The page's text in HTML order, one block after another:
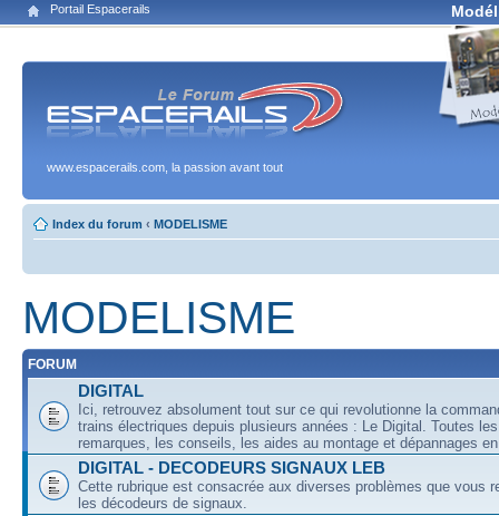
Portail Espacerails
www.espacerails.com, la passion avant tout
Index du forum ‹ MODELISME
MODELISME
FORUM
DIGITAL
Ici, retrouvez absolument tout sur ce qui revolutionne la
trains électriques depuis plusieurs années : Le Digital. Toutes
remarques, les conseils, les aides au montage et dépannages
DIGITAL - DECODEURS SIGNAUX LEB
Cette rubrique est consacrée aux diverses problèmes que vous
les décodeurs de signaux.